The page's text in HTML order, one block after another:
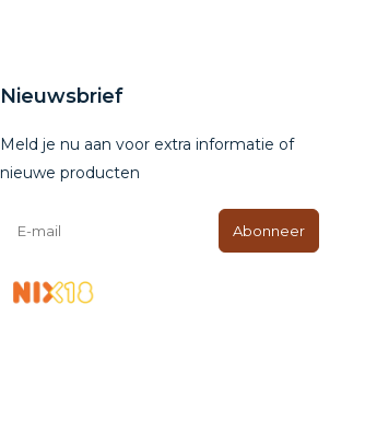
Nieuwsbrief
Meld je nu aan voor extra informatie of
nieuwe producten
Abonneer